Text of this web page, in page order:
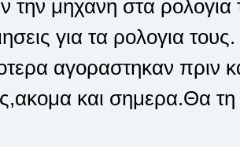
την μηχανη στα ρολογια
για τα ρολογια
αγοραστηκαν πριν
και σημερα.Θα